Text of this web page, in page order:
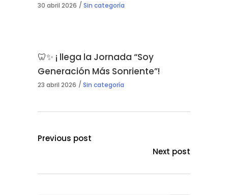
30 abril 2026 Sin categoría
🦷✨ ¡ llega la Jornada “Soy
Generación Más Sonriente”!
23 abril 2026 Sin categoría
Previous post
Next post